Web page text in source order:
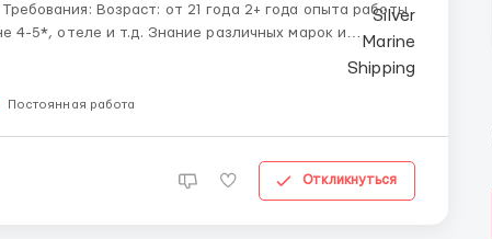
4-5*, отеле и т.д. Знание различных марок и
Постоянная работа
Откликнуться